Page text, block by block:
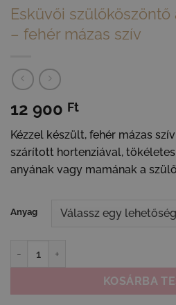
Esküvői
– fehér mázas szív
12 900 Ft
Kézzel készült, fehér mázas
szárított hortenziával,
anyának vagy mamának a
Anyag
KOSÁRBA